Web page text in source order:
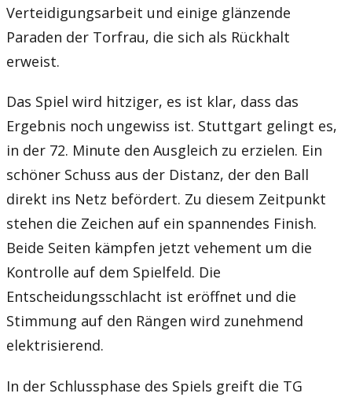
Verteidigungsarbeit und einige glänzende
Paraden der Torfrau, die sich als Rückhalt
erweist.
Das Spiel wird hitziger, es ist klar, dass das
Ergebnis noch ungewiss ist. Stuttgart gelingt es,
in der 72. Minute den Ausgleich zu erzielen. Ein
schöner Schuss aus der Distanz, der den Ball
direkt ins Netz befördert. Zu diesem Zeitpunkt
stehen die Zeichen auf ein spannendes Finish.
Beide Seiten kämpfen jetzt vehement um die
Kontrolle auf dem Spielfeld. Die
Entscheidungsschlacht ist eröffnet und die
Stimmung auf den Rängen wird zunehmend
elektrisierend.
In der Schlussphase des Spiels greift die TG